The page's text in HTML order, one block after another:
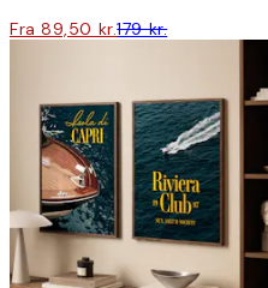
Fra 89,50 kr.179 kr.